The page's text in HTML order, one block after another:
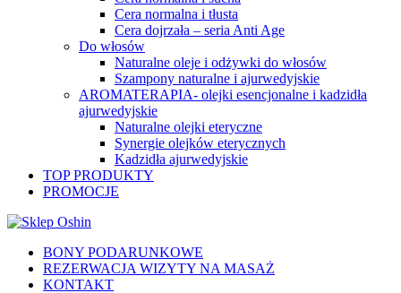
Cera normalna i tłusta
Cera dojrzała – seria Anti Age
Do włosów
Naturalne oleje i odżywki do włosów
Szampony naturalne i ajurwedyjskie
AROMATERAPIA- olejki esencjonalne i kadzidła
ajurwedyjskie
Naturalne olejki eteryczne
Synergie olejków eterycznych
Kadzidła ajurwedyjskie
TOP PRODUKTY
PROMOCJE
BONY PODARUNKOWE
REZERWACJA WIZYTY NA MASAŻ
KONTAKT